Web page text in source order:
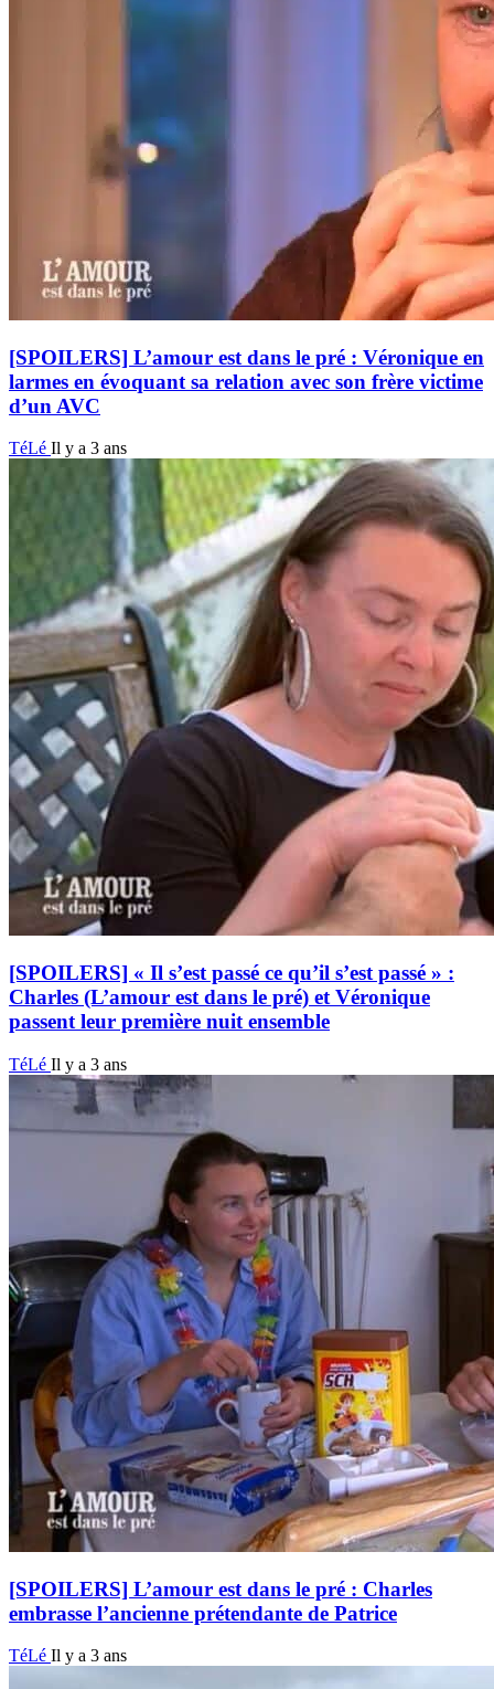
[SPOILERS] L’amour est dans le pré : Véronique en
larmes en évoquant sa relation avec son frère victime
d’un AVC
TéLé Il y a 3 ans
[SPOILERS] « Il s’est passé ce qu’il s’est passé » :
Charles (L’amour est dans le pré) et Véronique
passent leur première nuit ensemble
TéLé Il y a 3 ans
[SPOILERS] L’amour est dans le pré : Charles
embrasse l’ancienne prétendante de Patrice
TéLé Il y a 3 ans